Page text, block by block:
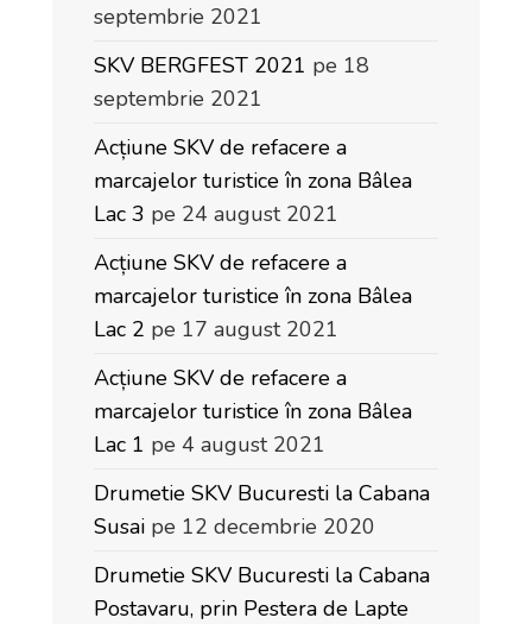
septembrie 2021
SKV BERGFEST 2021 pe 18
septembrie 2021
Acțiune SKV de refacere a
marcajelor turistice în zona Bâlea
Lac 3 pe 24 august 2021
Acțiune SKV de refacere a
marcajelor turistice în zona Bâlea
Lac 2 pe 17 august 2021
Acțiune SKV de refacere a
marcajelor turistice în zona Bâlea
Lac 1 pe 4 august 2021
Drumetie SKV Bucuresti la Cabana
Susai pe 12 decembrie 2020
Drumetie SKV Bucuresti la Cabana
Postavaru, prin Pestera de Lapte